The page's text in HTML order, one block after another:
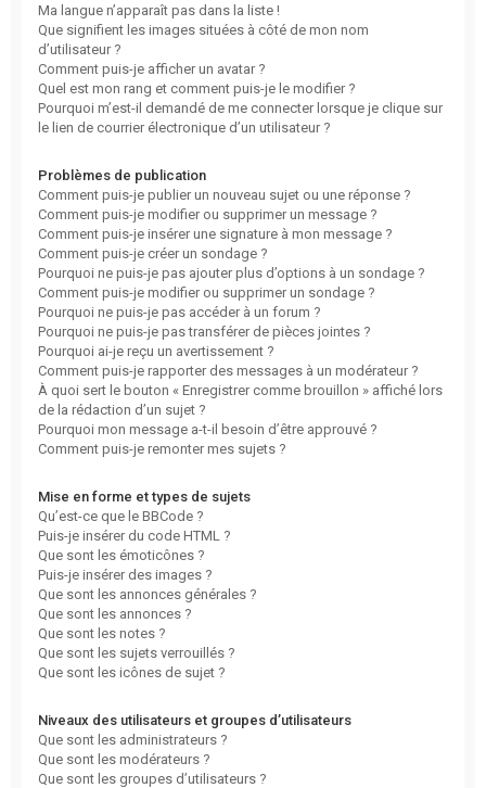
Ma langue n’apparaît pas dans la liste !
Que signifient les images situées à côté de mon nom
d’utilisateur ?
Comment puis-je afficher un avatar ?
Quel est mon rang et comment puis-je le modifier ?
Pourquoi m’est-il demandé de me connecter lorsque je clique sur
le lien de courrier électronique d’un utilisateur ?
Problèmes de publication
Comment puis-je publier un nouveau sujet ou une réponse ?
Comment puis-je modifier ou supprimer un message ?
Comment puis-je insérer une signature à mon message ?
Comment puis-je créer un sondage ?
Pourquoi ne puis-je pas ajouter plus d’options à un sondage ?
Comment puis-je modifier ou supprimer un sondage ?
Pourquoi ne puis-je pas accéder à un forum ?
Pourquoi ne puis-je pas transférer de pièces jointes ?
Pourquoi ai-je reçu un avertissement ?
Comment puis-je rapporter des messages à un modérateur ?
À quoi sert le bouton « Enregistrer comme brouillon » affiché lors
de la rédaction d’un sujet ?
Pourquoi mon message a-t-il besoin d’être approuvé ?
Comment puis-je remonter mes sujets ?
Mise en forme et types de sujets
Qu’est-ce que le BBCode ?
Puis-je insérer du code HTML ?
Que sont les émoticônes ?
Puis-je insérer des images ?
Que sont les annonces générales ?
Que sont les annonces ?
Que sont les notes ?
Que sont les sujets verrouillés ?
Que sont les icônes de sujet ?
Niveaux des utilisateurs et groupes d’utilisateurs
Que sont les administrateurs ?
Que sont les modérateurs ?
Que sont les groupes d’utilisateurs ?